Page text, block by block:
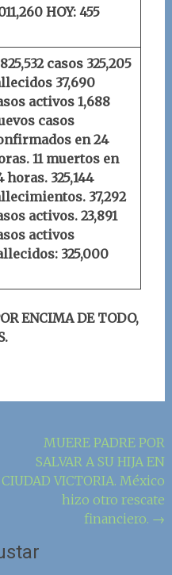
HOY: 455
casos 325,205
37,690
activos 1,688
casos
en 24
11 muertos en
horas. 325,144
37,292
activos. 23,891
activos
325,000
ENCIMA DE TODO,
MUERE PADRE POR
SALVAR A SU HIJA EN
CIUDAD VICTORIA. México
hizo otro rescate
financiero. →